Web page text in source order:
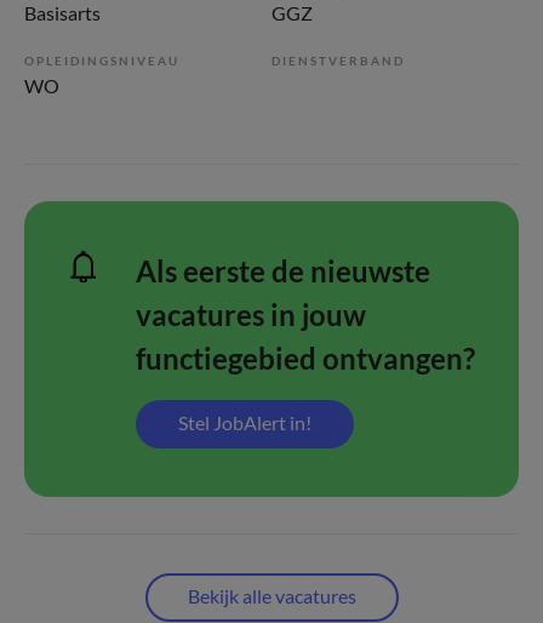
Basisarts GGZ
OPLEIDINGSNIVEAU
WO
DIENSTVERBAND
Als eerste de nieuwste
vacatures in jouw
functiegebied ontvangen?
Stel JobAlert in!
Bekijk alle vacatures